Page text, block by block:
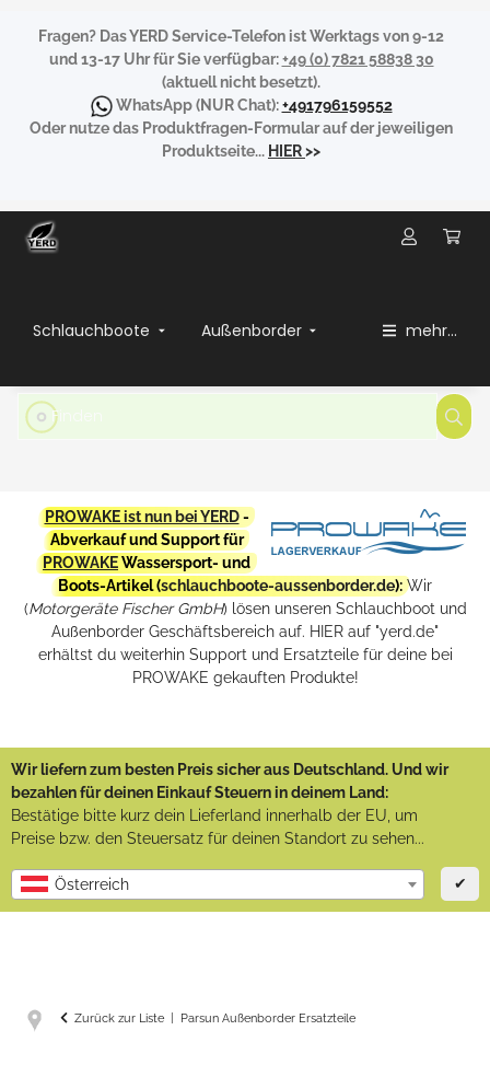
Fragen? Das YERD Service-Telefon ist Werktags von 9-12
und 13-17 Uhr für Sie verfügbar:+49 (0) 7821 58838 30
(aktuell nicht besetzt).
WhatsApp(NUR Chat):+491796159552
Oder nutze das Produktfragen-Formular auf der jeweiligen
Produktseite... HIER>>
Schlauchboote Außenborder mehr...
PROWAKE ist nun bei YERD-
Abverkauf und Support für
PROWAKEWassersport- und
Boots-Artikel (schlauchboote-aussenborder.de): Wir
(Motorgeräte Fischer GmbH) lösen unseren Schlauchboot und
Außenborder Geschäftsbereich auf. HIER auf "yerd.de"
erhältst du weiterhin Support und Ersatzteile für deine bei
PROWAKE gekauften Produkte!
Wir liefern zum besten Preis sicher aus Deutschland. Und wir
bezahlen für deinen Einkauf Steuern in deinem Land:
Bestätige bitte kurz dein Lieferland innerhalb der EU, um
Preise bzw. den Steuersatz für deinen Standort zu sehen...
Österreich ✔
Zurück zur Liste Parsun Außenborder Ersatzteile